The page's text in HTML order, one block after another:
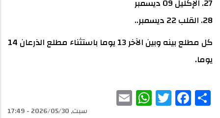
28. القلب 22 ديسمبر..
كل مطلع بينه وبين الآخر 13 يوما باستثناء مطلع الذرعان 14
يوما.
Share
Facebook
Twitter
WhatsAppسبت, 2026/05/30 - 17:49